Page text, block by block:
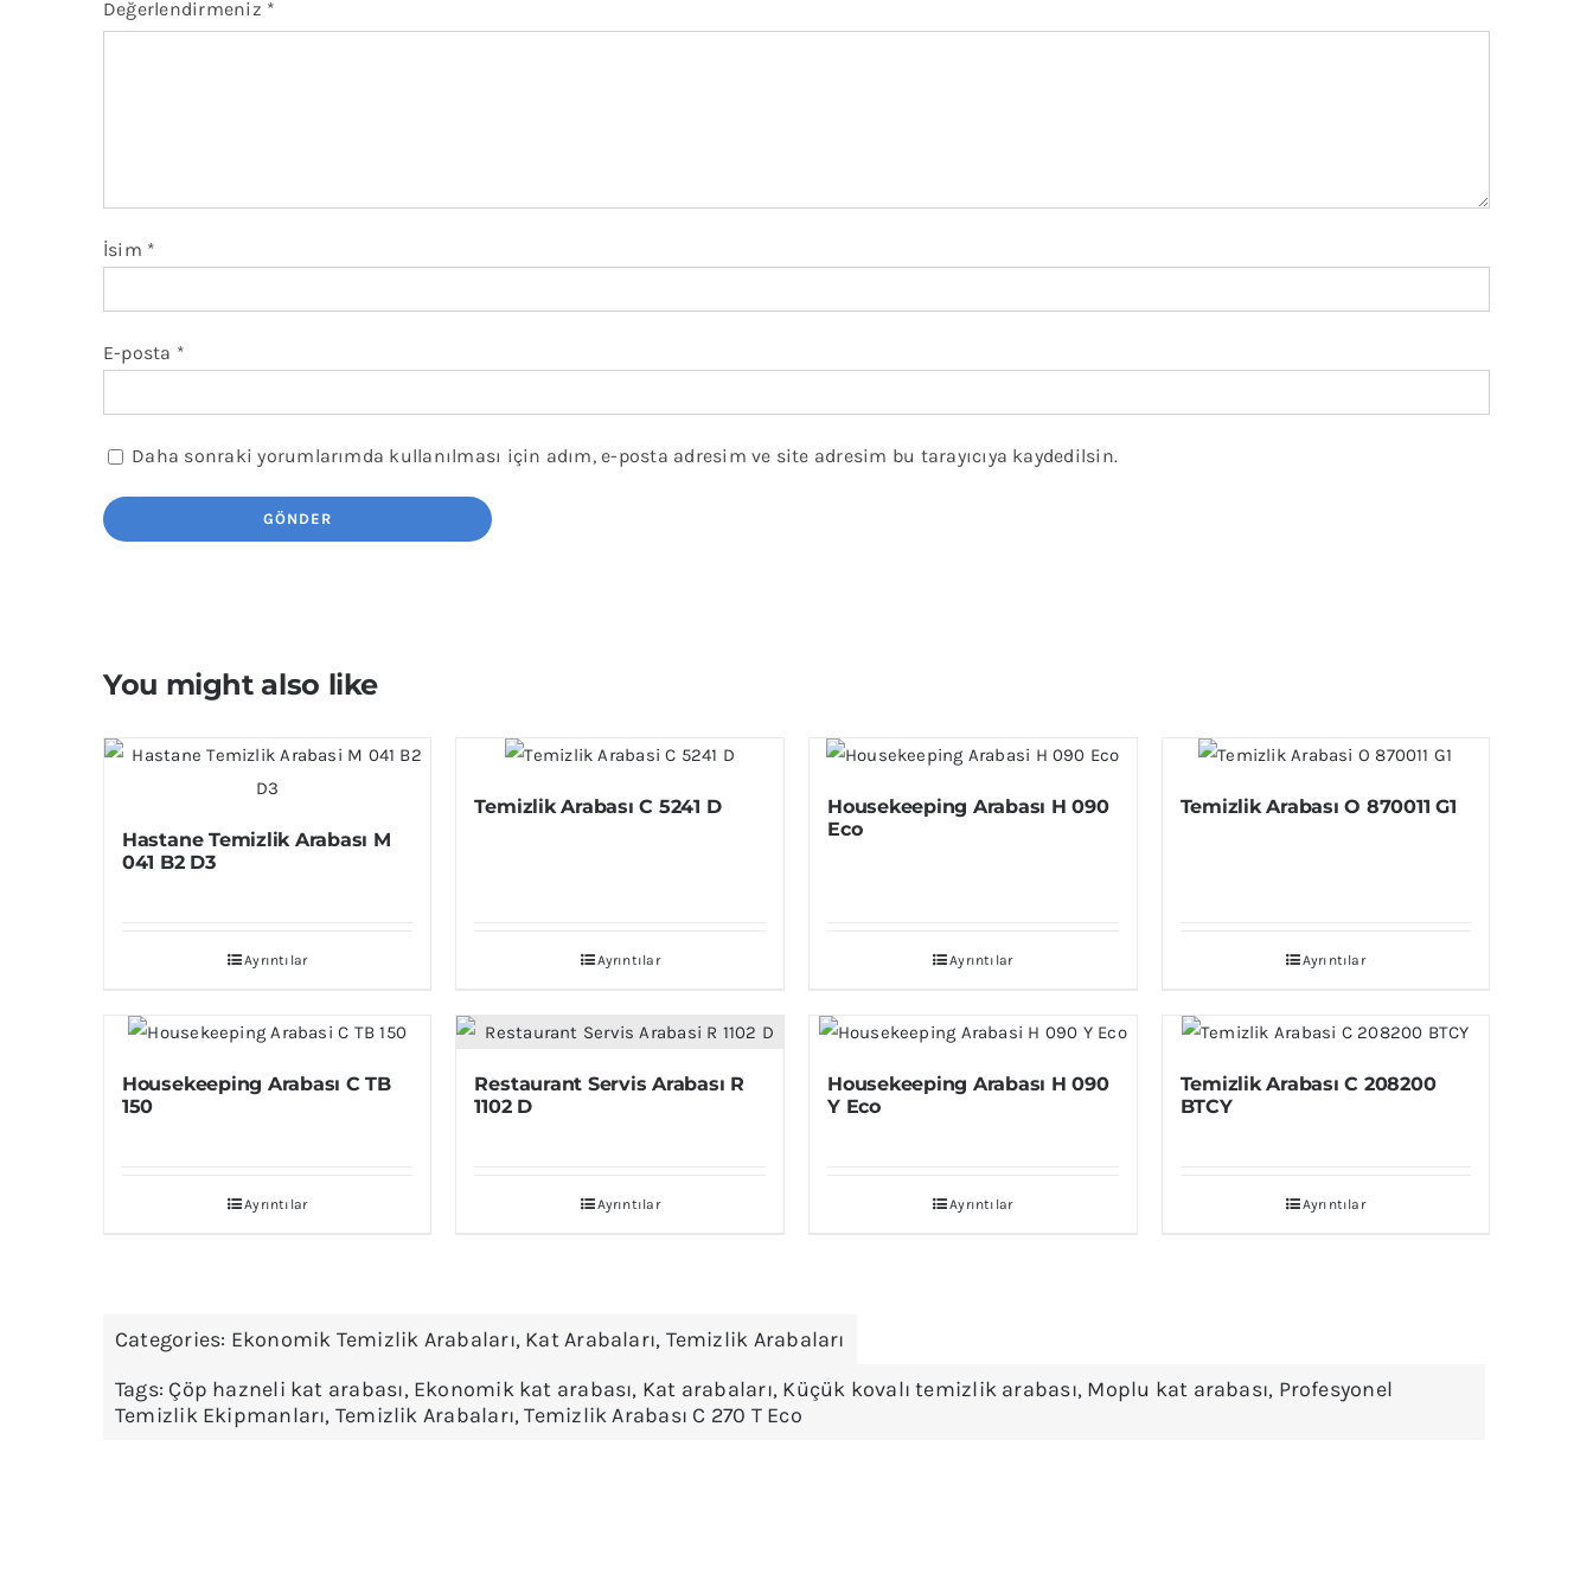
Değerlendirmeniz *
İsim *
E-posta *
Daha sonraki yorumlarımda kullanılması için adım, e-posta adresim ve site adresim bu tarayıcıya kaydedilsin.
You might also like
Hastane Temizlik Arabası M
041 B2 D3
Ayrıntılar
Temizlik Arabası C 5241 D
Ayrıntılar
Housekeeping Arabası H 090
Eco
Ayrıntılar
Temizlik Arabası O 870011 G1
Ayrıntılar
Housekeeping Arabası C TB
150
Ayrıntılar
Restaurant Servis Arabası R
1102 D
Ayrıntılar
Housekeeping Arabası H 090
Y Eco
Ayrıntılar
Temizlik Arabası C 208200
BTCY
Ayrıntılar
Categories: Ekonomik Temizlik Arabaları, Kat Arabaları, Temizlik Arabaları
Tags: Çöp hazneli kat arabası, Ekonomik kat arabası, Kat arabaları, Küçük kovalı temizlik arabası, Moplu kat arabası, Profesyonel
Temizlik Ekipmanları, Temizlik Arabaları,Temizlik Arabası C 270 T Eco